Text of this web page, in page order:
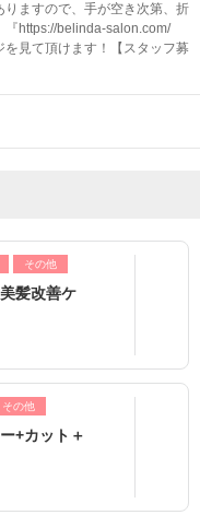
ますので、手が空き次第、折
https://belinda-salon.com/
見て頂けます！【スタッフ募
その他
髪改善ケ
その他
+カット＋